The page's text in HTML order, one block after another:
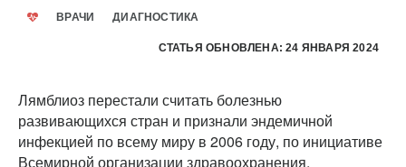
ВРАЧИ ДИАГНОСТИКА
СТАТЬЯ ОБНОВЛЕНА: 24 ЯНВАРЯ 2024
Лямблиоз перестали считать болезнью
развивающихся стран и признали эндемичной
инфекцией по всему миру в 2006 году, по инициативе
Всемирной организации здравоохранения.